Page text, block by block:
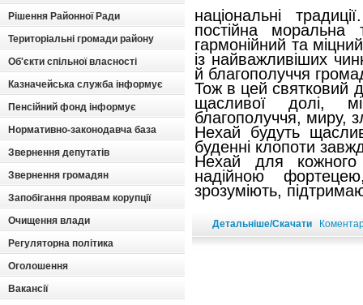
Рішення Районної Ради
Територіальні громади району
Об'єкти спільної власності
Казначейська служба інформує
Пенсійний фонд інформує
Нормативно-законодавча база
Звернення депутатів
Звернення громадян
Запобігання проявам корупції
Очищення влади
Регуляторна політика
Оголошення
Вакансії
національні
постійна моральна
гармонійний та
із найважливіших
й благополуччя
Тож в цей святковий
щасливої долі,
благополуччя, миру,
Нехай будуть
буденні клопоти
Нехай для
надійною
зрозуміють,
Детальніше/Скачати